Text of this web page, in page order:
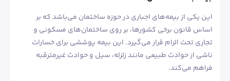
این یکی از بیمه‌های اجباری در حوزه ساختمان می‌باشد که بر
اساس قانون برخی کشورها، بر روی ساختمان‌های مسکونی و
تجاری تحت الزام قرار می‌گیرد. این بیمه پوششی برای خسارات
ناشی از حوادث طبیعی مانند زلزله، سیل و حوادث غیرمترقبه
فراهم می‌کند.